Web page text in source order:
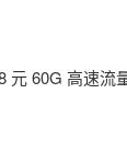
元 60G 高速流